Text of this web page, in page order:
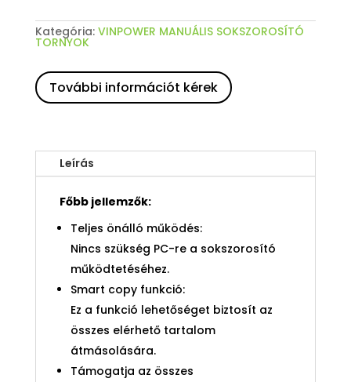
Kategória: VINPOWER MANUÁLIS SOKSZOROSÍTÓ
TORNYOK
További információt kérek
Leírás
Főbb jellemzők:
Teljes önálló működés:
Nincs szükség PC-re a sokszorosító
működtetéséhez.
Smart copy funkció:
Ez a funkció lehetőséget biztosít az
összes elérhető tartalom
átmásolására.
Támogatja az összes